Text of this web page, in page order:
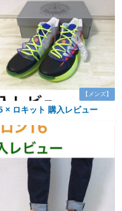
【メンズ】
× ロキット 購入レビュー